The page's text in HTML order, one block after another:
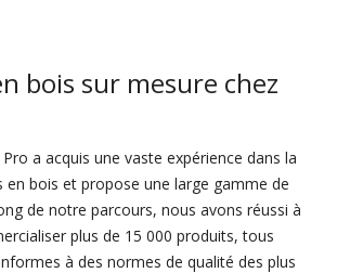
bois sur mesure chez
a acquis une vaste expérience dans la
en bois et propose une large gamme de
de notre parcours, nous avons réussi à
plus de 15 000 produits, tous
à des normes de qualité des plus